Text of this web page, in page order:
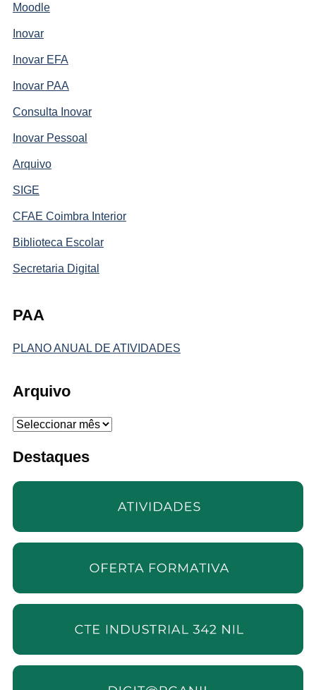
Moodle
Inovar
Inovar EFA
Inovar PAA
Consulta Inovar
Inovar Pessoal
Arquivo
SIGE
CFAE Coimbra Interior
Biblioteca Escolar
Secretaria Digital
PAA
PLANO ANUAL DE ATIVIDADES
Arquivo
Arquivo
Destaques